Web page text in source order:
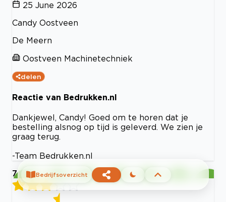
25 June 2026
Candy Oostveen
De Meern
Oostveen Machinetechniek
delen
Reactie van Bedrukken.nl
Dankjewel, Candy! Goed om te horen dat je
bestelling alsnog op tijd is geleverd. We zien je
graag terug.
-Team Bedrukken.nl
7
Bedrijfsoverzicht